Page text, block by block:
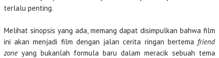
terlalu penting.
Melihat sinopsis yang ada, memang dapat disimpulkan bahwa film
ini akan menjadi film dengan jalan cerita ringan bertema friend
zone yang bukanlah formula baru dalam meracik sebuah tema